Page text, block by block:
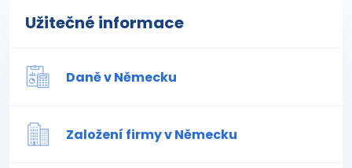
Užitečné informace
Daně v Německu
Založení firmy v Německu